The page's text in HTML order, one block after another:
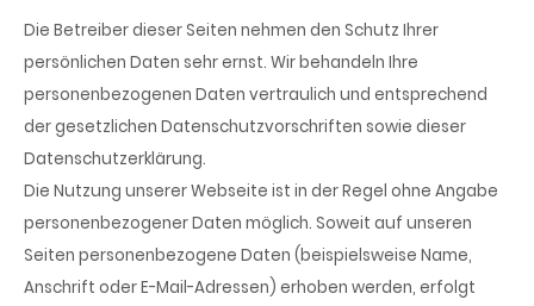
Die Betreiber dieser Seiten nehmen den Schutz Ihrer
persönlichen Daten sehr ernst. Wir behandeln Ihre
personenbezogenen Daten vertraulich und entsprechend
der gesetzlichen Datenschutzvorschriften sowie dieser
Datenschutzerklärung.
Die Nutzung unserer Webseite ist in der Regel ohne Angabe
personenbezogener Daten möglich. Soweit auf unseren
Seiten personenbezogene Daten (beispielsweise Name,
Anschrift oder E-Mail-Adressen) erhoben werden, erfolgt